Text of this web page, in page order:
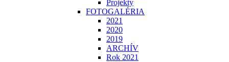
Projekty
FOTOGALÉRIA
2021
2020
2019
ARCHÍV
Rok 2021